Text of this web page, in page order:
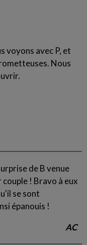
voyons avec P, et
Nous
de B venue
! Bravo à eux
se sont
épanouis !
AC